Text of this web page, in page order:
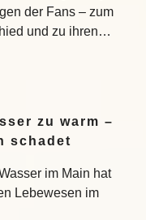
der Fans – zum
und zu ihren…
zu warm –
schadet
im Main hat
Lebewesen im